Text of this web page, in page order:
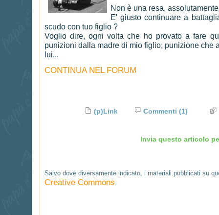
Non è una resa,
E' giusto continuare a
scudo con tuo figlio ?
Voglio dire, ogni volta che ho provato a fare
punizioni dalla madre di mio figlio; punizione che
lui...
CONTINUA NEL FORUM
(p)Link Commenti (1)
Invia questo articolo
Salvo dove diversamente indicato, i materiali pubblicati su
Creative Commons